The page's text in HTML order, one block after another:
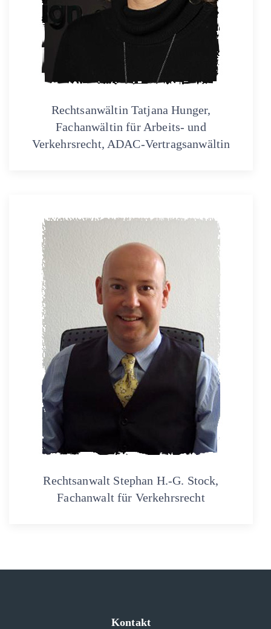
Rechtsanwältin Tatjana Hunger,
Fachanwältin für Arbeits- und
Verkehrsrecht, ADAC-Vertragsanwältin
Rechtsanwalt Stephan H.-G. Stock,
Fachanwalt für Verkehrsrecht
Kontakt